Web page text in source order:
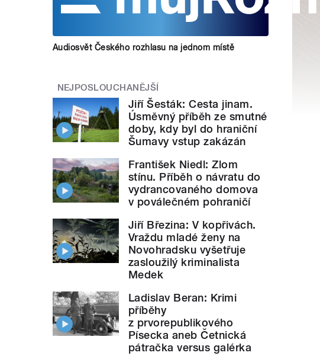
Audiosvět Českého rozhlasu na jednom místě
NEJPOSLOUCHANĚJŠÍ
Jiří Šesták: Cesta jinam.
Úsměvný příběh ze smutné
doby, kdy byl do hraniční
Šumavy vstup zakázán
František Niedl: Zlom
stínu. Příběh o návratu do
vydrancovaného domova
v poválečném pohraničí
Jiří Březina: V kopřivách.
Vraždu mladé ženy na
Novohradsku vyšetřuje
zasloužilý kriminalista
Medek
Ladislav Beran: Krimi
příběhy
z prvorepublikového
Písecka aneb Četnická
pátračka versus galérka